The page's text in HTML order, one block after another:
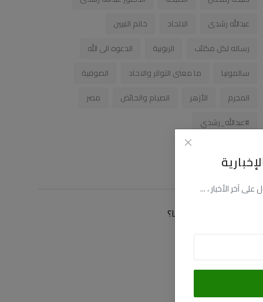
آخر الأخبار ، ...
عبدالله رشدى
الالحاد
خاتم النبيين
رساله لكل مكتئب
الربوبية
الدعوه الى الله
سالمونيا
ما معنى التواتر والاحاد
الصوفية
المجرم
الأزهر الصيام والحائض
مصر
#عبدالله_رشدي
زاوية التصويت
كيف توصلت الى موقعنا؟
عن طريق البحث
عن طريق اليوتيوب
عن طريق صديق لى